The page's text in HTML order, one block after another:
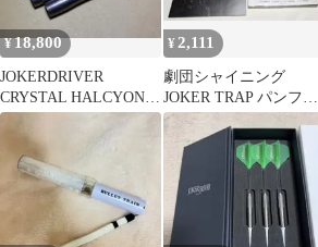
洗機対応モデルサーモ
ス
¥18,800
JOKERDRIVER
CRYSTAL HALCYON
ハルシオン
¥2,111
劇団シャイニング
JOKER TRAP パンフレ
ット 、ビジュアルブッ